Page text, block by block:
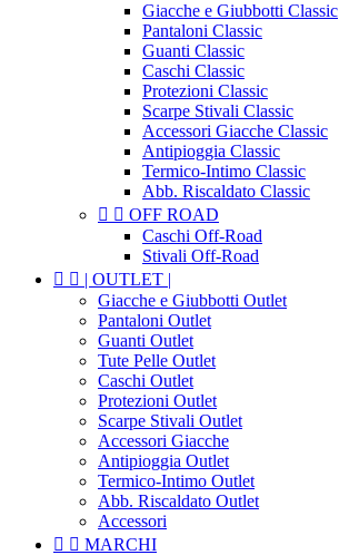
Giacche e Giubbotti Classic
Pantaloni Classic
Guanti Classic
Caschi Classic
Protezioni Classic
Scarpe Stivali Classic
Accessori Giacche Classic
Antipioggia Classic
Termico-Intimo Classic
Abb. Riscaldato Classic
  OFF ROAD
Caschi Off-Road
Stivali Off-Road
  | OUTLET |
Giacche e Giubbotti Outlet
Pantaloni Outlet
Guanti Outlet
Tute Pelle Outlet
Caschi Outlet
Protezioni Outlet
Scarpe Stivali Outlet
Accessori Giacche
Antipioggia Outlet
Termico-Intimo Outlet
Abb. Riscaldato Outlet
Accessori
  MARCHI